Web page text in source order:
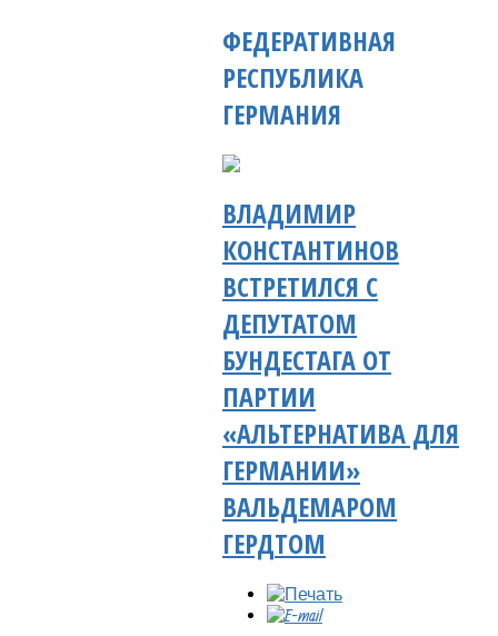
ФЕДЕРАТИВНАЯ
РЕСПУБЛИКА
ГЕРМАНИЯ
ВЛАДИМИР
КОНСТАНТИНОВ
ВСТРЕТИЛСЯ С
ДЕПУТАТОМ
БУНДЕСТАГА ОТ
ПАРТИИ
«АЛЬТЕРНАТИВА ДЛЯ
ГЕРМАНИИ»
ВАЛЬДЕМАРОМ
ГЕРДТОМ